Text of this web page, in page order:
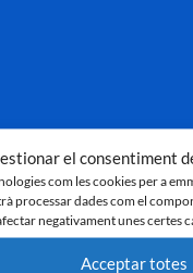
el consentiment
com les cookies per a
processar dades com el
negativament unes certes
Acceptar totes